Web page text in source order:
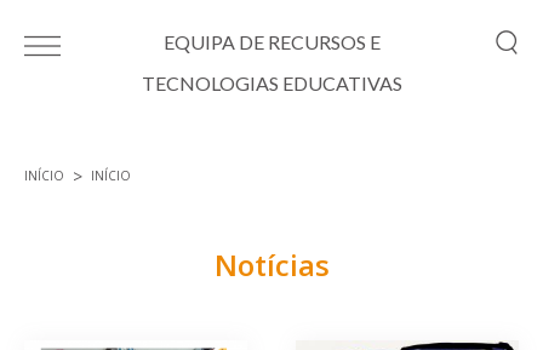
EQUIPA DE RECURSOS E
TECNOLOGIAS EDUCATIVAS
INÍCIO INÍCIO
Notícias